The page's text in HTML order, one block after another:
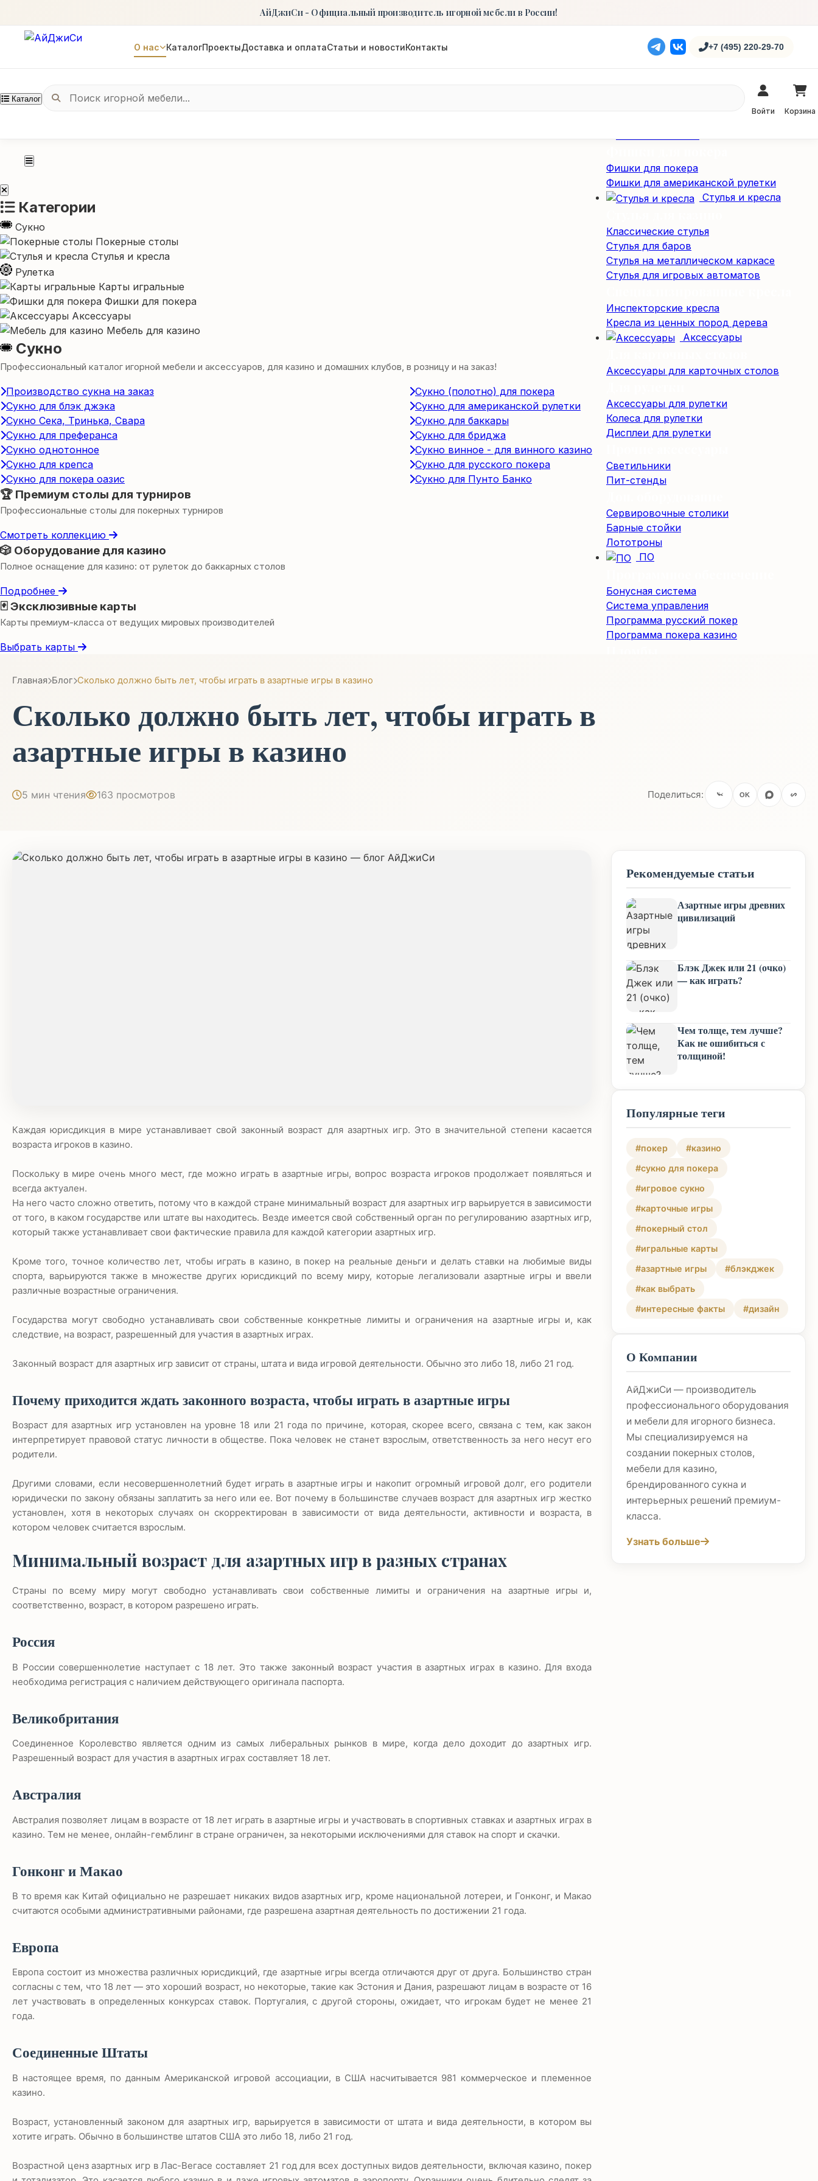
АйДжиСи - Официальный производитель игорной мебели в России!
О нас КаталогПроектыДоставка и оплатаСтатьи и новостиКонтакты +7 (495) 220-29-70
Каталог
Войти
Корзина
Профессиональные столы для покера
Складные покерные столы
Столы для американской рулетки
Фишки для покера
Фишки для американской рулетки
Стулья и кресла
Классические стулья
Стулья для баров
Стулья на металлическом каркасе
Стулья для игровых автоматов
Инспекторские кресла
Кресла из ценных пород дерева
Аксессуары
Аксессуары для карточных столов
Аксессуары для рулетки
Колеса для рулетки
Дисплеи для рулетки
Светильники
Пит-стенды
Сервировочные столики
Барные стойки
Лототроны
ПО
Бонусная система
Система управления
Программа русский покер
Программа покера казино
Категории
Сукно
Покерные столы
Стулья и кресла
Рулетка
Карты игральные
Фишки для покера
Аксессуары
Мебель для казино
Сукно
Профессиональный каталог игорной мебели и аксессуаров, для казино и домашних клубов, в розницу и на заказ!
Производство сукна на заказ
Сукно (полотно) для покера
Сукно для блэк джэка
Сукно для американской рулетки
Сукно Сека, Тринька, Свара
Сукно для баккары
Сукно для преферанса
Сукно для бриджа
Сукно однотонное
Сукно винное - для винного казино
Сукно для крепса
Сукно для русского покера
Сукно для покера оазис
Сукно для Пунто Банко
🏆 Премиум столы для турниров
Профессиональные столы для покерных турниров
Смотреть коллекцию
🎲 Оборудование для казино
Полное оснащение для казино: от рулеток до баккарных столов
Подробнее
🃏 Эксклюзивные карты
Карты премиум-класса от ведущих мировых производителей
Выбрать карты
Главная Блог Сколько должно быть лет, чтобы играть в азартные игры в казино
Сколько должно быть лет, чтобы играть в
азартные игры в казино
5 мин чтения 163 просмотров Поделиться: OK
Каждая юрисдикция в мире устанавливает свой законный возраст для азартных игр. Это в значительной степени касается
возраста игроков в казино.
Поскольку в мире очень много мест, где можно играть в азартные игры, вопрос возраста игроков продолжает появляться и
всегда актуален.
На него часто сложно ответить, потому что в каждой стране минимальный возраст для азартных игр варьируется в зависимости
от того, в каком государстве или штате вы находитесь. Везде имеется свой собственный орган по регулированию азартных игр,
который также устанавливает свои фактические правила для каждой категории азартных игр.
Кроме того, точное количество лет, чтобы играть в казино, в покер на реальные деньги и делать ставки на любимые виды
спорта, варьируются также в множестве других юрисдикций по всему миру, которые легализовали азартные игры и ввели
различные возрастные ограничения.
Государства могут свободно устанавливать свои собственные конкретные лимиты и ограничения на азартные игры и, как
следствие, на возраст, разрешенный для участия в азартных играх.
Законный возраст для азартных игр зависит от страны, штата и вида игровой деятельности. Обычно это либо 18, либо 21 год.
Почему приходится ждать законного возраста, чтобы играть в азартные игры
Возраст для азартных игр установлен на уровне 18 или 21 года по причине, которая, скорее всего, связана с тем, как закон
интерпретирует правовой статус личности в обществе. Пока человек не станет взрослым, ответственность за него несут его
родители.
Другими словами, если несовершеннолетний будет играть в азартные игры и накопит огромный игровой долг, его родители
юридически по закону обязаны заплатить за него или ее. Вот почему в большинстве случаев возраст для азартных игр жестко
установлен, хотя в некоторых случаях он скорректирован в зависимости от вида деятельности, активности и возраста, в
котором человек считается взрослым.
Минимальный возраст для азартных игр в разных странах
Страны по всему миру могут свободно устанавливать свои собственные лимиты и ограничения на азартные игры и,
соответственно, возраст, в котором разрешено играть.
Россия
В России совершеннолетие наступает с 18 лет. Это также законный возраст участия в азартных играх в казино. Для входа
необходима регистрация с наличием действующего оригинала паспорта.
Великобритания
Соединенное Королевство является одним из самых либеральных рынков в мире, когда дело доходит до азартных игр.
Разрешенный возраст для участия в азартных играх составляет 18 лет.
Австралия
Австралия позволяет лицам в возрасте от 18 лет играть в азартные игры и участвовать в спортивных ставках и азартных играх в
казино. Тем не менее, онлайн-гемблинг в стране ограничен, за некоторыми исключениями для ставок на спорт и скачки.
Гонконг и Макао
В то время как Китай официально не разрешает никаких видов азартных игр, кроме национальной лотереи, и Гонконг, и Макао
считаются особыми административными районами, где разрешена азартная деятельность по достижении 21 года.
Европа
Европа состоит из множества различных юрисдикций, где азартные игры всегда отличаются друг от друга. Большинство стран
согласны с тем, что 18 лет — это хороший возраст, но некоторые, такие как Эстония и Дания, разрешают лицам в возрасте от 16
лет участвовать в определенных конкурсах ставок. Португалия, с другой стороны, ожидает, что игрокам будет не менее 21
года.
Соединенные Штаты
В настоящее время, по данным Американской игровой ассоциации, в США насчитывается 981 коммерческое и племенное
казино.
Возраст, установленный законом для азартных игр, варьируется в зависимости от штата и вида деятельности, в котором вы
хотите играть. Обычно в большинстве штатов США это либо 18, либо 21 год.
Возрастной ценз азартных игр в Лас-Вегасе составляет 21 год для всех доступных видов деятельности, включая казино, покер
Рекомендуемые статьи
Азартные игры древних
цивилизаций
Блэк Джек или 21 (очко)
— как играть?
Чем толще, тем лучше?
Как не ошибиться с
толщиной!
Популярные теги
#покер
#казино
#сукно для покера
#игровое сукно
#карточные игры
#покерный стол
#игральные карты
#азартные игры
#блэкджек
#как выбрать
#интересные факты
#дизайн
О Компании
АйДжиСи — производитель
профессионального оборудования
и мебели для игорного бизнеса.
Мы специализируемся на
создании покерных столов,
мебели для казино,
брендированного сукна и
интерьерных решений премиум-
класса.
Узнать больше